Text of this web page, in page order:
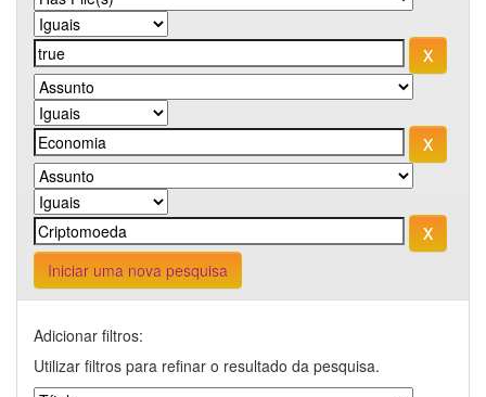
Iniciar uma nova pesquisa
Adicionar filtros:
Utilizar filtros para refinar o resultado da pesquisa.